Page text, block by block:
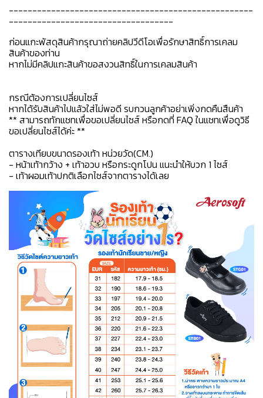
----------------------------------------------------
-----------------------------------
ก่อนแกะพัสดุสินค้ากรุณาถ่ายคลิปวีดีโอเพื่อรักษาสิทธิ์การเคลม
สินค้าของท่าน
หากไม่มีคลิปแกะสินค้าขอสงวนสิทธิ์ในการเคลมสินค้า
กรณีต้องการเปลี่ยนไซส์
หากได้รับสินค้าไปแล้วใส่ไม่พอดี รบกวนลูกค้าอย่าเพิ่งกดคืนสืนค้า
** สามารถทักแชทเพื่อขอเปลี่ยนไซส์ หรือกดที่ FAQ ในแชทเพื่อดูวิธี
ขอเปลี่ยนไซส์ได้ค่ะ **
ตารางเทียบขนาดรองเท้า หน่วยวัด(CM.)
- หน้าเท้ากว้าง + เท้าอวบ หรือกระดูกโปน แนะนำให้บวก 1 ไซส์
- เท้าผอมเท้าปกติเลือกไซส์จากตารางได้เลย